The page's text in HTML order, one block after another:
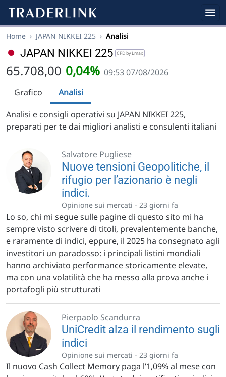
Home › JAPAN NIKKEI 225 › Analisi
JAPAN NIKKEI 225 CFD by Lmax
65.708,00 0,04% 09:53 07/08/2026
Grafico
Analisi
Analisi e consigli operativi su JAPAN NIKKEI 225,
preparati per te dai migliori analisti e consulenti italiani
Salvatore Pugliese
Nuove tensioni Geopolitiche, il
rifugio per l’azionario è negli
indici.
Opinione sui mercati - 23 giorni fa
Lo so, chi mi segue sulle pagine di questo sito mi ha
sempre visto scrivere di titoli, prevalentemente banche,
e raramente di indici, eppure, il 2025 ha consegnato agli
investitori un paradosso: i principali listini mondiali
hanno archiviato performance storicamente elevate,
ma con una volatilità che ha messo alla prova anche i
portafogli più strutturati
Pierpaolo Scandurra
UniCredit alza il rendimento sugli
indici
Opinione sui mercati - 23 giorni fa
Il nuovo Cash Collect Memory paga l’1,09% al mese con